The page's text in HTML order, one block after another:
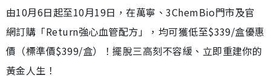
由10月6日起至10月19日，在萬寧、3ChemBio門市及官
網訂購「Return強心血管配方」，均可獲低至$339/盒優惠
價（標準價$399/盒）！擺脫三高刻不容緩、立即重建你的
黃金人生！